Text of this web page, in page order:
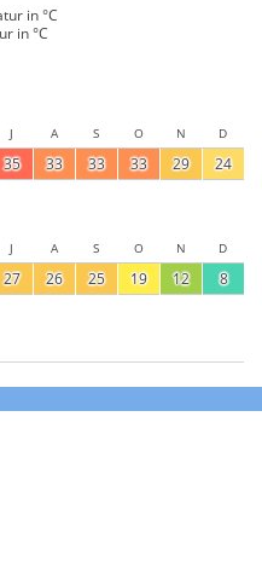
in °C
in °C
J A S O N D
35 33 33 33 29 24
J A S O N D
27 26 25 19 12 8